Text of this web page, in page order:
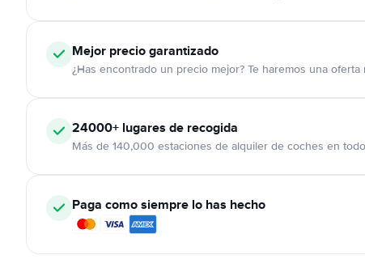
Mejor precio garantizado
¿Has encontrado un precio mejor? Te haremos una oferta
24000+ lugares de recogida
Más de 140,000 estaciones de alquiler de coches en
Paga como siempre lo has hecho